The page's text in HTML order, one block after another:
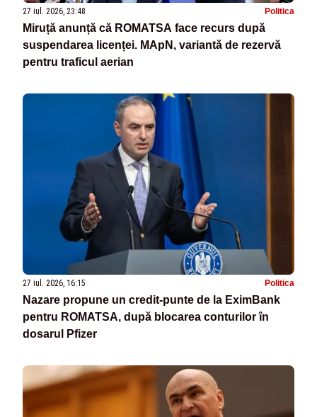
27 iul. 2026, 23:48 Politica
Miruță anunță că ROMATSA face recurs după
suspendarea licenței. MApN, variantă de rezervă
pentru traficul aerian
27 iul. 2026, 16:15 Politica
Nazare propune un credit-punte de la EximBank
pentru ROMATSA, după blocarea conturilor în
dosarul Pfizer